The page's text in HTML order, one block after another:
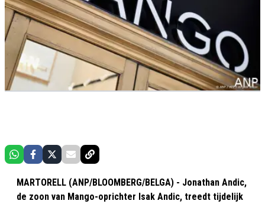
MARTORELL (ANP/BLOOMBERG/BELGA) - Jonathan Andic,
de zoon van Mango-oprichter Isak Andic, treedt tijdelijk